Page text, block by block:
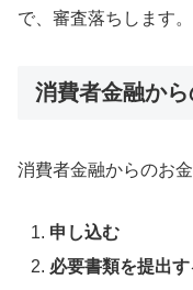
で、審査落ちします。
消費者金融か
消費者金融からのお
申し込む
必要書類を提出す